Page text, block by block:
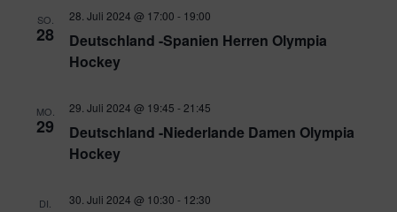
SO.
28
Deutschland -Spanien Herren Olympia
Hockey
28. Juli 2024 @ 17:00 - 19:00
MO.
29
Deutschland -Niederlande Damen Olympia
Hockey
29. Juli 2024 @ 19:45 - 21:45
DI. 30. Juli 2024 @ 10:30 - 12:30